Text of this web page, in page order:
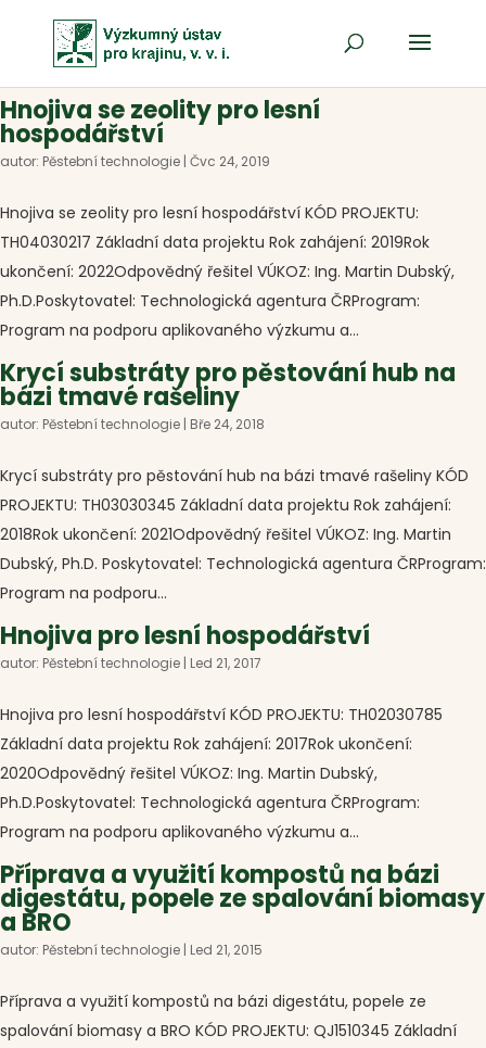
Hnojiva se zeolity pro lesní
hospodářství
autor: Pěstební technologie | Čvc 24, 2019
Hnojiva se zeolity pro lesní hospodářství KÓD PROJEKTU:
TH04030217 Základní data projektu Rok zahájení: 2019Rok
ukončení: 2022Odpovědný řešitel VÚKOZ: Ing. Martin Dubský,
Ph.D.Poskytovatel: Technologická agentura ČRProgram:
Program na podporu aplikovaného výzkumu a...
Krycí substráty pro pěstování hub na
bázi tmavé rašeliny
autor: Pěstební technologie | Bře 24, 2018
Krycí substráty pro pěstování hub na bázi tmavé rašeliny KÓD
PROJEKTU: TH03030345 Základní data projektu Rok zahájení:
2018Rok ukončení: 2021Odpovědný řešitel VÚKOZ: Ing. Martin
Dubský, Ph.D. Poskytovatel: Technologická agentura ČRProgram:
Program na podporu...
Hnojiva pro lesní hospodářství
autor: Pěstební technologie | Led 21, 2017
Hnojiva pro lesní hospodářství KÓD PROJEKTU: TH02030785
Základní data projektu Rok zahájení: 2017Rok ukončení:
2020Odpovědný řešitel VÚKOZ: Ing. Martin Dubský,
Ph.D.Poskytovatel: Technologická agentura ČRProgram:
Program na podporu aplikovaného výzkumu a...
Příprava a využití kompostů na bázi
digestátu, popele ze spalování biomasy
a BRO
autor: Pěstební technologie | Led 21, 2015
Příprava a využití kompostů na bázi digestátu, popele ze
spalování biomasy a BRO KÓD PROJEKTU: QJ1510345 Základní